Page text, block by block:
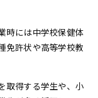
時には中学校保健体
免許状や高等学校教
取得する学生や、小